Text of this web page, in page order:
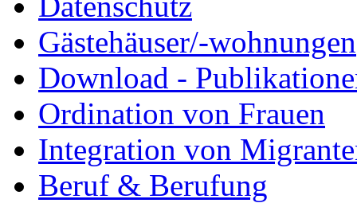
Gästehäuser/-wohnungen
Download -
Ordination von Frauen
Integration von
Beruf & Berufung